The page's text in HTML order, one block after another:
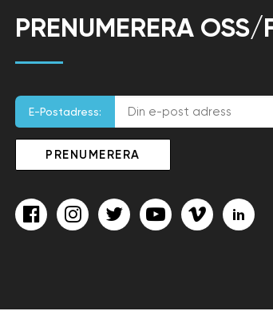
PRENUMERERA
E-Postadress: